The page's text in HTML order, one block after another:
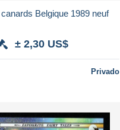
(80) carnet canards Belgique 1989 neuf
± 2,30 US$
Privado